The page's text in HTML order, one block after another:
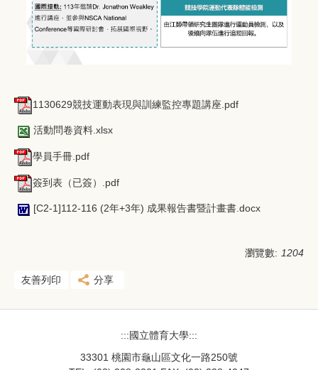
1130629競技運動表現與訓練監控專題講座.pdf
活動問卷資料.xlsx
學員手冊.pdf
簽到表（已簽）.pdf
[C2-1]112-116 (2年+3年) 成果報告書暨計畫書.docx
瀏覽數: 1204
友善列印 分享
:::國立體育大學:::
33301 桃園市龜山區文化一路250號